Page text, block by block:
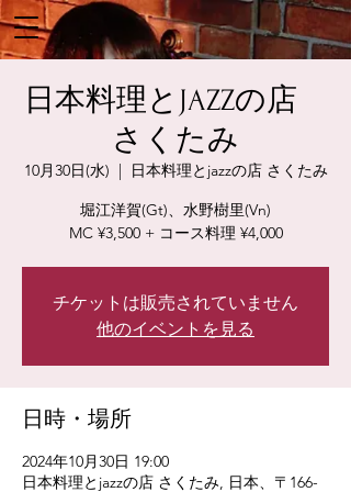
日本料理とJAZZの店
さくたみ
10月30日(水)
  |
日本料理とjazzの店 さくたみ
堀江洋賀(Gt)、水野樹里(Vn)
MC ¥3,500 + コース料理 ¥4,000
チケットは販売されていません
他のイベントを見る
日時・場所
2024年10月30日 19:00
日本料理とjazzの店 さくたみ, 日本、〒166-